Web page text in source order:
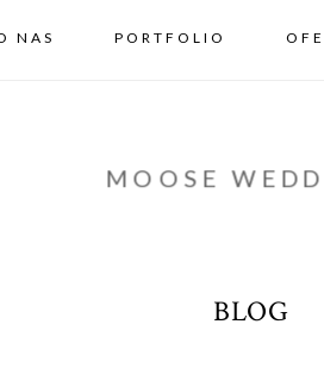
NAS PORTFOLIO
MOOSE
BLOG